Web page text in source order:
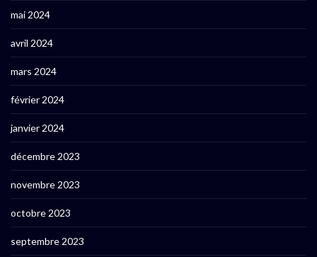
mai 2024
avril 2024
mars 2024
février 2024
janvier 2024
décembre 2023
novembre 2023
octobre 2023
septembre 2023